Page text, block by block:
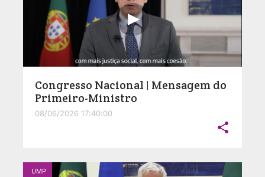
Congresso Nacional | Mensagem do
Primeiro-Ministro
08/06/2026 17:40:00

UMP